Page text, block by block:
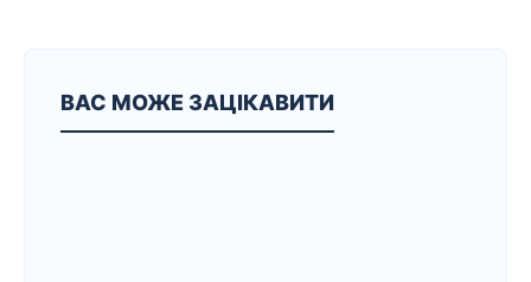
ВАС МОЖЕ ЗАЦІКАВИТИ